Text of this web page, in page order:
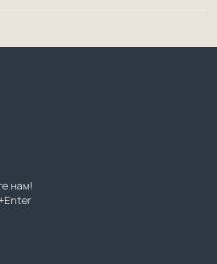
нам!